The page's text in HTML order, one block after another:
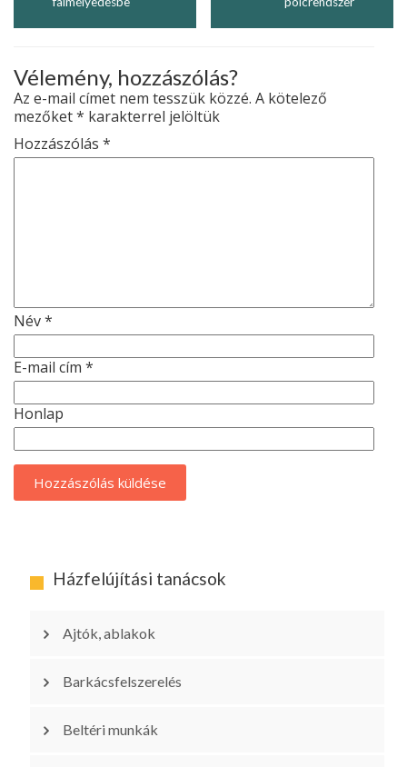
Vélemény, hozzászólás?
Az e-mail címet nem tesszük közzé. A kötelező
mezőket* karakterrel jelöltük
Hozzászólás *
Név*
E-mail cím *
Honlap
Házfelújítási tanácsok
Ajtók, ablakok
Barkácsfelszerelés
Beltéri munkák